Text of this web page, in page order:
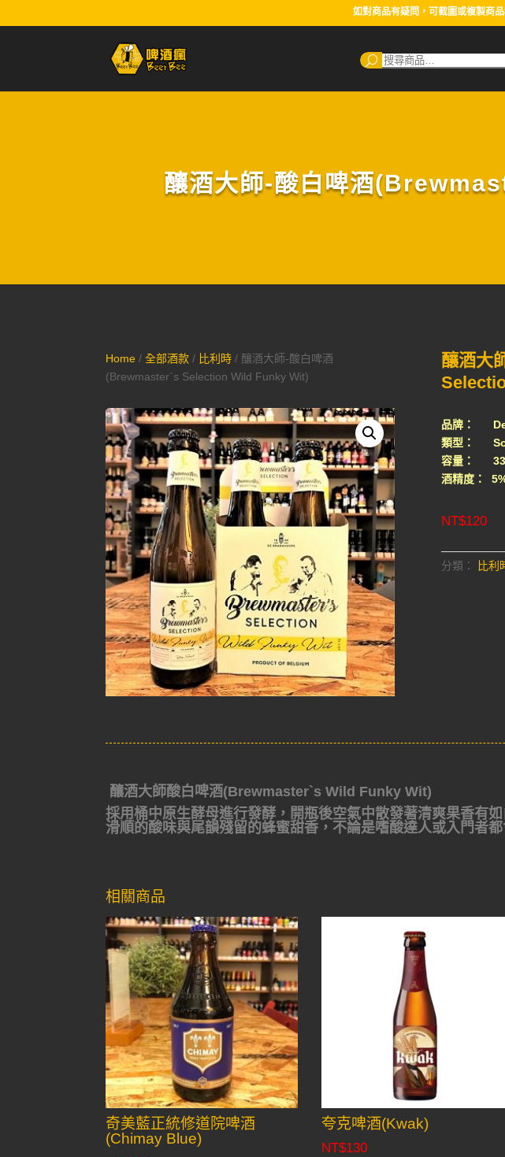
如對商品有疑問，可截圖或複製商
釀酒大師-酸白啤酒
Home /全部酒款 / 比利時 / 釀酒大師-酸白啤酒
(Brewmaster`s Selection Wild Funky Wit)
釀酒大
品牌： De
類型：
容量：
酒精度：
NT$120
分類： 比利
釀酒大師酸白啤酒(Brewmaster`s Wild Funky Wit)
採用桶中原生酵母進行發酵，開瓶後空氣中散發著清爽果香有
滑順的酸味與尾韻殘留的蜂蜜甜香，不論是嗜酸達人或入門者都
相關商品
奇美藍正統修道院啤酒
(Chimay Blue)
夸克啤酒(Kwak)
NT$130